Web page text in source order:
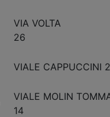
VIA VOLTA
26
VIALE CAPPUCCINI
VIALE MOLIN
14